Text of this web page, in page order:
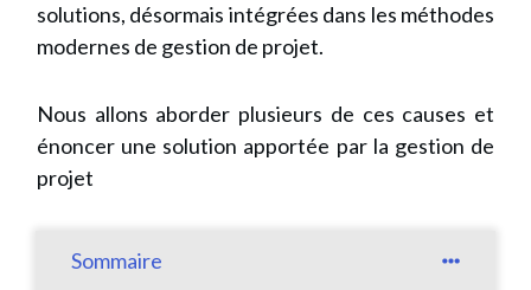
solutions, désormais intégrées dans les méthodes
modernes de gestion de projet.
Nous allons aborder plusieurs de ces causes et
énoncer une solution apportée par la gestion de
projet
Sommaire